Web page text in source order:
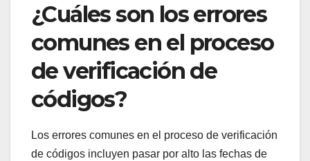
¿Cuáles son los errores
comunes en el proceso
de verificación de
códigos?
Los errores comunes en el proceso de verificación
de códigos incluyen pasar por alto las fechas de